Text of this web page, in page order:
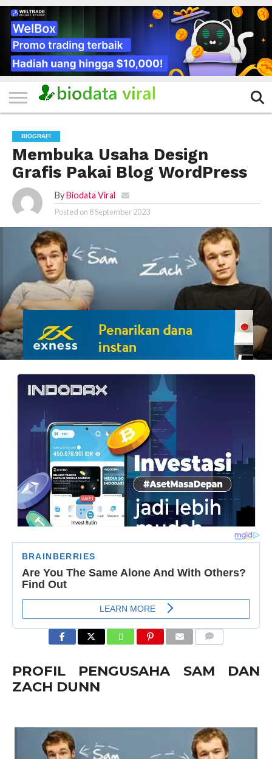
HOME
FILTER
KATEGORI
IKLAN
GRATIS
TERVIRAL
TRADING
KOMUNITAS
BERITA
BISNIS
LAINNYA
BIOGRAFI
Membuka Usaha Design
Grafis Pakai Blog WordPress
By Biodata Viral
Posted on 8 September 2023
PROFIL PENGUSAHA SAM DAN
ZACH DUNN